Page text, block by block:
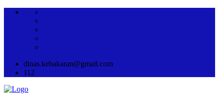
dinas.kebakaran@gmail.com
112